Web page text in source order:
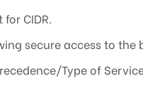
CIDR.
secure access to
Type of